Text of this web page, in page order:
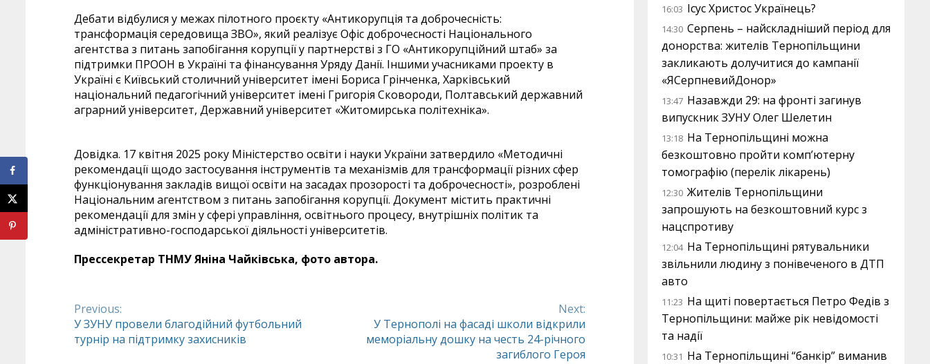
Дебати відбулися у межах пілотного проєкту «Антикорупція та доброчесність:
трансформація середовища ЗВО», який реалізує Офіс доброчесності Національного
агентства з питань запобігання корупції у партнерстві з ГО «Антикорупційний штаб» за
підтримки ПРООН в Україні та фінансування Уряду Данії. Іншими учасниками проекту в
Україні є Київський столичний університет імені Бориса Грінченка, Харківський
національний педагогічний університет імені Григорія Сковороди, Полтавський державний
аграрний університет, Державний університет «Житомирська політехніка».
Довідка. 17 квітня 2025 року Міністерство освіти і науки України затвердило «Методичні
рекомендації щодо застосування інструментів та механізмів для трансформації різних сфер
функціонування закладів вищої освіти на засадах прозорості та доброчесності», розроблені
Національним агентством з питань запобігання корупції. Документ містить практичні
рекомендації для змін у сфері управління, освітнього процесу, внутрішніх політик та
адміністративно-господарської діяльності університетів.
Прессекретар ТНМУ Яніна Чайківська, фото автора.
Continue
Reading
Previous:
У ЗУНУ провели благодійний футбольний
турнір на підтримку захисників
Next:
У Тернополі на фасаді школи відкрили
меморіальну дошку на честь 24-річного
загиблого Героя
16:03 Ісус Христос Українець?
14:30 Серпень – найскладніший період для
донорства: жителів Тернопільщини
закликають долучитися до кампанії
«ЯСерпневийДонор»
13:47 Назавжди 29: на фронті загинув
випускник ЗУНУ Олег Шелетин
13:18 На Тернопільщині можна
безкоштовно пройти комп’ютерну
томографію (перелік лікарень)
12:30 Жителів Тернопільщини
запрошують на безкоштовний курс з
нацспротиву
12:04 На Тернопільщині рятувальники
звільнили людину з понівеченого в ДТП
авто
11:23 На щиті повертається Петро Федів з
Тернопільщини: майже рік невідомості
та надії
10:31 На Тернопільщині “банкір” виманив